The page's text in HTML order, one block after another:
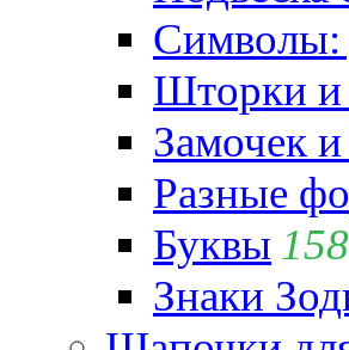
Символы:
Шторки и
Замочек
Разные
Буквы 158
Знаки